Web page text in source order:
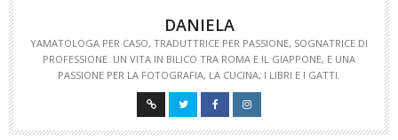
DANIELA
YAMATOLOGA PER CASO, TRADUTTRICE PER PASSIONE, SOGNATRICE DI
PROFESSIONE. UN VITA IN BILICO TRA ROMA E IL GIAPPONE, E UNA
PASSIONE PER LA FOTOGRAFIA, LA CUCINA, I LIBRI E I GATTI.